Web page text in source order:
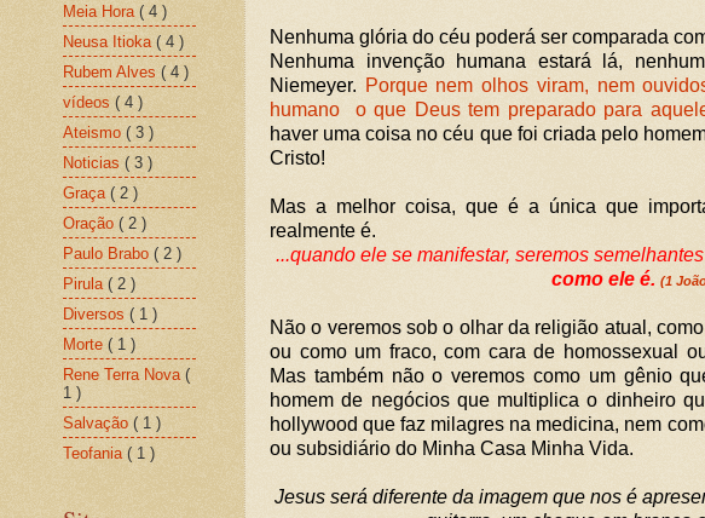
Nenhuma glória do céu poderá ser comparada
Nenhuma invenção humana estará lá,
Niemeyer. Porque nem olhos viram, nem
humano o que Deus tem preparado para
haver uma coisa no céu que foi criada pelo
Cristo!
Mas a melhor coisa, que é a única que
realmente é.
...quando ele se manifestar, seremos
como ele é. (1
Não o veremos sob o olhar da religião atual,
ou como um fraco, com cara de homossexual
Mas também não o veremos como um gênio
homem de negócios que multiplica o dinheiro
hollywood que faz milagres na medicina, nem
ou subsidiário do Minha Casa Minha Vida.
Jesus será diferente da imagem que nos é
Meia Hora ( 4 )
Neusa Itioka ( 4 )
Rubem Alves ( 4 )
vídeos ( 4 )
Ateismo ( 3 )
Noticias ( 3 )
Graça ( 2 )
Oração ( 2 )
Paulo Brabo ( 2 )
Pirula ( 2 )
Diversos ( 1 )
Morte ( 1 )
Rene Terra Nova (
1 )
Salvação ( 1 )
Teofania ( 1 )